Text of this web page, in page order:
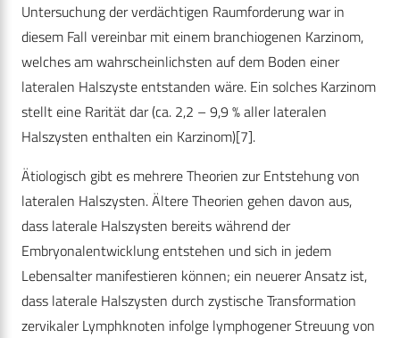
Untersuchung der verdächtigen Raumforderung war in
diesem Fall vereinbar mit einem branchiogenen Karzinom,
welches am wahrscheinlichsten auf dem Boden einer
lateralen Halszyste entstanden wäre. Ein solches Karzinom
stellt eine Rarität dar (ca. 2,2 – 9,9 % aller lateralen
Halszysten enthalten ein Karzinom)[7].
Ätiologisch gibt es mehrere Theorien zur Entstehung von
lateralen Halszysten. Ältere Theorien gehen davon aus,
dass laterale Halszysten bereits während der
Embryonalentwicklung entstehen und sich in jedem
Lebensalter manifestieren können; ein neuerer Ansatz ist,
dass laterale Halszysten durch zystische Transformation
zervikaler Lymphknoten infolge lymphogener Streuung von